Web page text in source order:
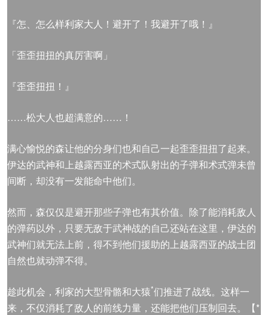
『怎、怎么样利家大人！避开了！我避开了哦！』
「歪歪扭扭的真厉害啊」
『歪歪扭扭！』
……松大人也超满意的……！
满心愉悦的森让他的分身们也和自己一起歪歪扭扭了起来。
伊达的武神和上越露西亚的术式队射出的子弹和术式弹未曾
间断，却没有一发能命中他们。
然而，森仅仅是避开那些子弹也有其价值。除了能消耗敌人
的弹药以外，只要无敌于武神战的自己还站在这里，伊达的
武神们就无法上前，得不到他们援助的上越露西亚的战士团
自然也就动弹不得。
趁此机会，利家的大型骨骼和大猿*们推进了战线。这样一
来，不仅消耗了敌人的前线力量，还能把他们压制回去。【*